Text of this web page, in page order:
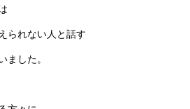
られない人と話す
ました。